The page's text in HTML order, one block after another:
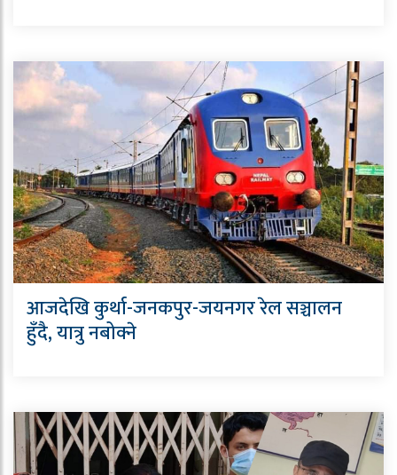
आजदेखि कुर्था-जनकपुर-जयनगर रेल सञ्चालन
हुँदै, यात्रु नबोक्ने